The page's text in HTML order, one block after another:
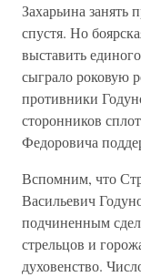
Захарьина занять
спустя. Но
выставить
сыграло роковую
противники
сторонников
Федоровича
Вспомним, что
Васильевич
подчиненным
стрельцов и
духовенство.